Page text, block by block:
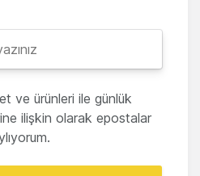
ve ürünleri ile günlük
ilişkin olarak epostalar